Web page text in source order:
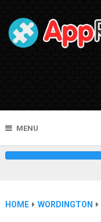
MENU
HOME WORDINGTON